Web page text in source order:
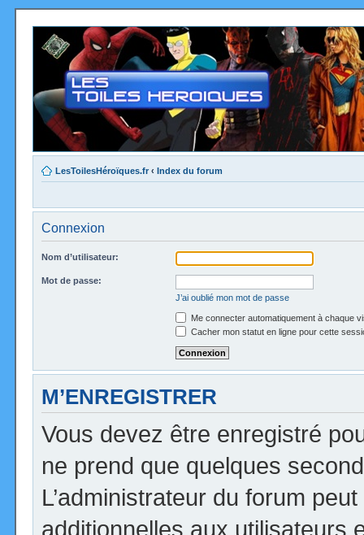
LesToilesHéroïques.fr ‹ Index du forum
Connexion
Nom d’utilisateur:
Mot de passe:
J’ai oublié mon mot de passe
Me connecter automatiquement à chaque
Cacher mon statut en ligne pour cette
M’ENREGISTRER
Vous devez être enregistré
ne prend que quelques
L’administrateur du forum
additionnelles aux utilisateurs